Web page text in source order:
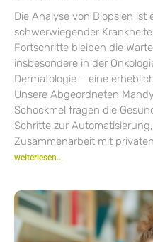
Die Analyse von Biopsien
schwerwiegender
Fortschritte bleiben die
insbesondere in der
Dermatologie – eine
Unsere Abgeordneten
Schockmel fragen die
Schritte zur
Zusammenarbeit mit
weiterlesen...